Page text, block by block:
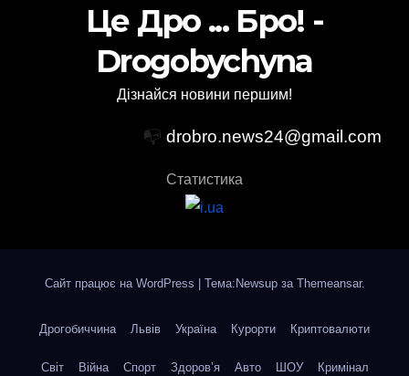
Це Дро ... Бро! -
Drogobychyna
Дізнайся новини першим!
📭 drobro.news24@gmail.com
Статистика
Сайт працює на WordPress | Тема:Newsup за Themeansar.
Дрогобиччина Львів Україна Курорти Криптовалюти
Світ Війна Спорт Здоров’я Авто ШОУ Кримінал